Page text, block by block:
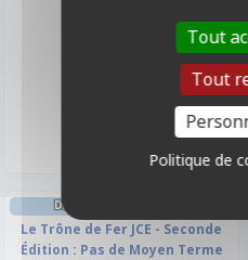
DECK-BUILDING AVENTURE
Le Trône de Fer JCE - Seconde
Édition : Pas de Moyen Terme
Tout
Tout
Politique de